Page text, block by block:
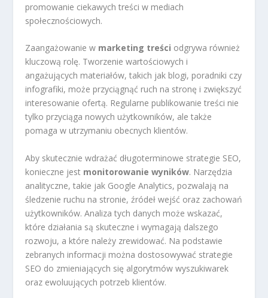
promowanie ciekawych treści w mediach
społecznościowych.
Zaangażowanie w marketing treści odgrywa również
kluczową rolę. Tworzenie wartościowych i
angażujących materiałów, takich jak blogi, poradniki czy
infografiki, może przyciągnąć ruch na stronę i zwiększyć
interesowanie ofertą. Regularne publikowanie treści nie
tylko przyciąga nowych użytkowników, ale także
pomaga w utrzymaniu obecnych klientów.
Aby skutecznie wdrażać długoterminowe strategie SEO,
konieczne jest monitorowanie wyników. Narzędzia
analityczne, takie jak Google Analytics, pozwalają na
śledzenie ruchu na stronie, źródeł wejść oraz zachowań
użytkowników. Analiza tych danych może wskazać,
które działania są skuteczne i wymagają dalszego
rozwoju, a które należy zrewidować. Na podstawie
zebranych informacji można dostosowywać strategie
SEO do zmieniających się algorytmów wyszukiwarek
oraz ewoluujących potrzeb klientów.